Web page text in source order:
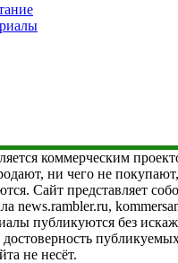
коммерческим
ни чего не
Сайт представляет
news.rambler.ru,
публикуются без
достоверность
не несёт.